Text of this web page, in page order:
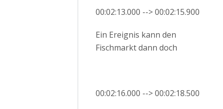
00:02:13.000 --> 00:02:15.900
Ein Ereignis kann den
Fischmarkt dann doch
00:02:16.000 --> 00:02:18.500